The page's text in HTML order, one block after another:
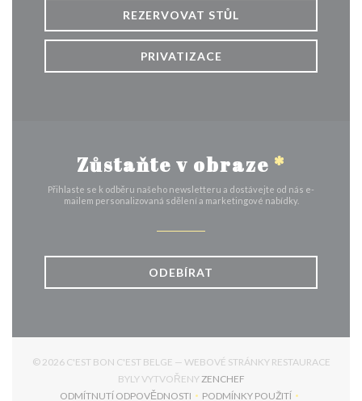
REZERVOVAT STŮL
PRIVATIZACE
Zůstaňte v obraze *
Přihlaste se k odběru našeho newsletteru a dostávejte od nás e-
mailem personalizovaná sdělení a marketingové nabídky.
ODEBÍRAT
© 2026 C'EST BON C'EST BELGE — WEBOVÉ STRÁNKY RESTAURACE
BYLY VYTVOŘENYZENCHEF((OTEVŘE SE V NOVÉM
ODMÍTNUTÍ ODPOVĚDNOSTI
PODMÍNKY POUŽITÍ